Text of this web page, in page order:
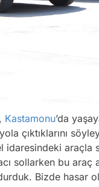
Kastamonu’da
çıktıklarını
idaresindeki
sollarken bu araç
Bizde hasar